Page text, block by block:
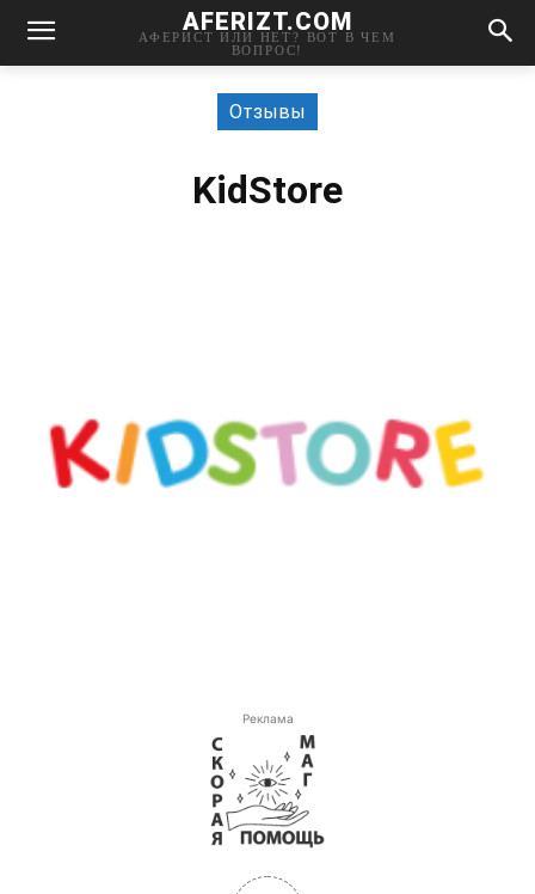
AFERIZT.COM
АФЕРИСТ ИЛИ НЕТ? ВОТ В ЧЕМ
ВОПРОС!
Отзывы
KidStore
Реклама